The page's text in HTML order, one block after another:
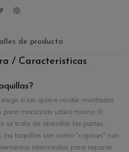
de producto
/ Características
si las quiere recibir montadas
montarlas usted mismo. El
se trata de atornillar las partes.
las taquillas son como "cajones" con
intermedios para separar